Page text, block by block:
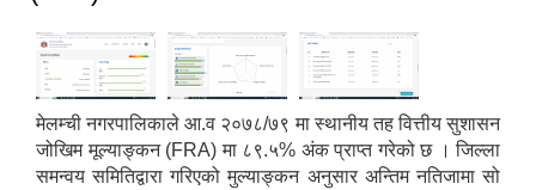
मेलम्ची नगरपालिकाले आ.व २०७८/७९ मा स्थानीय तह वित्तीय सुशासन
जोखिम मूल्याङ्कन (FRA) मा ८९.५% अंक प्राप्त गरेको छ । जिल्ला
समन्वय समितिद्वारा गरिएको मुल्याङ्कन अनुसार अन्तिम नतिजामा सो